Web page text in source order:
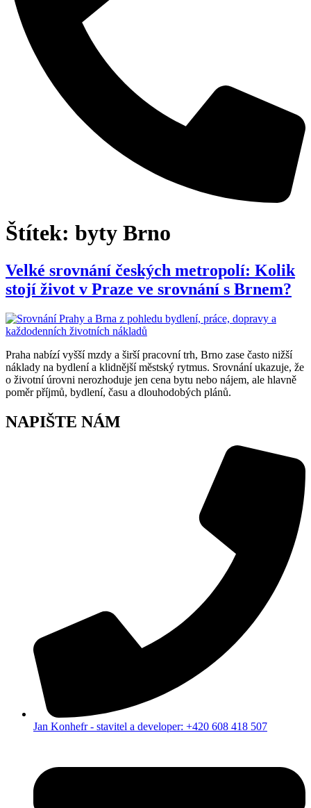
Štítek: byty Brno
Velké srovnání českých metropolí: Kolik
stojí život v Praze ve srovnání s Brnem?
Praha nabízí vyšší mzdy a širší pracovní trh, Brno zase často nižší
náklady na bydlení a klidnější městský rytmus. Srovnání ukazuje, že
o životní úrovni nerozhoduje jen cena bytu nebo nájem, ale hlavně
poměr příjmů, bydlení, času a dlouhodobých plánů.
NAPIŠTE NÁM
Jan Konhefr - stavitel a developer: +420 608 418 507